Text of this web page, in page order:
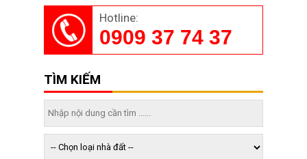
Hotline:
0909 37 74 37
TÌM KIẾM